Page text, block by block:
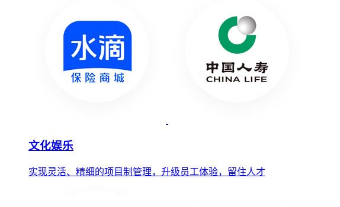
文化娱乐
实现灵活、精细的项目制管理，升级员工体验，留住人才